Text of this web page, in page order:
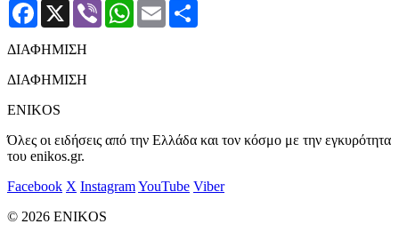
Facebook
X Viber WhatsApp
Email
ΔΙΑΦΗΜΙΣΗ
ΔΙΑΦΗΜΙΣΗ
ENIKOS
Όλες οι ειδήσεις από την Ελλάδα και τον κόσμο με την εγκυρότητα
του enikos.gr.
Facebook X InstagramYouTube Viber
© 2026 ENIKOS